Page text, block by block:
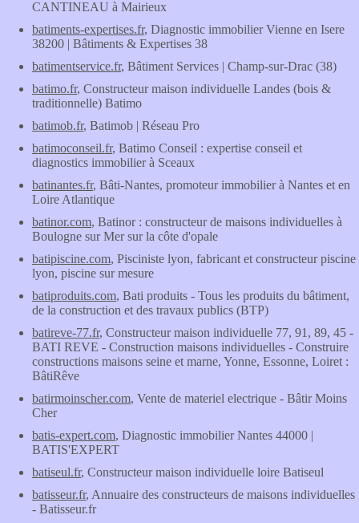
CANTINEAU à Mairieux
batiments-expertises.fr, Diagnostic immobilier Vienne en Isere
38200 | Bâtiments & Expertises 38
batimentservice.fr, Bâtiment Services | Champ-sur-Drac (38)
batimo.fr, Constructeur maison individuelle Landes (bois &
traditionnelle) Batimo
batimob.fr, Batimob | Réseau Pro
batimoconseil.fr, Batimo Conseil : expertise conseil et
diagnostics immobilier à Sceaux
batinantes.fr, Bâti-Nantes, promoteur immobilier à Nantes et en
Loire Atlantique
batinor.com, Batinor : constructeur de maisons individuelles à
Boulogne sur Mer sur la côte d'opale
batipiscine.com, Pisciniste lyon, fabricant et constructeur piscine
lyon, piscine sur mesure
batiproduits.com, Bati produits - Tous les produits du bâtiment,
de la construction et des travaux publics (BTP)
batireve-77.fr, Constructeur maison individuelle 77, 91, 89, 45 -
BATI REVE - Construction maisons individuelles - Construire
constructions maisons seine et marne, Yonne, Essonne, Loiret :
BâtiRêve
batirmoinscher.com, Vente de materiel electrique - Bâtir Moins
Cher
batis-expert.com, Diagnostic immobilier Nantes 44000 |
BATIS'EXPERT
batiseul.fr, Constructeur maison individuelle loire Batiseul
batisseur.fr, Annuaire des constructeurs de maisons individuelles
- Batisseur.fr